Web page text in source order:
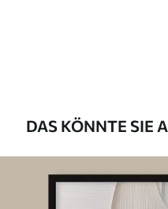
DAS KÖNNTE SIE